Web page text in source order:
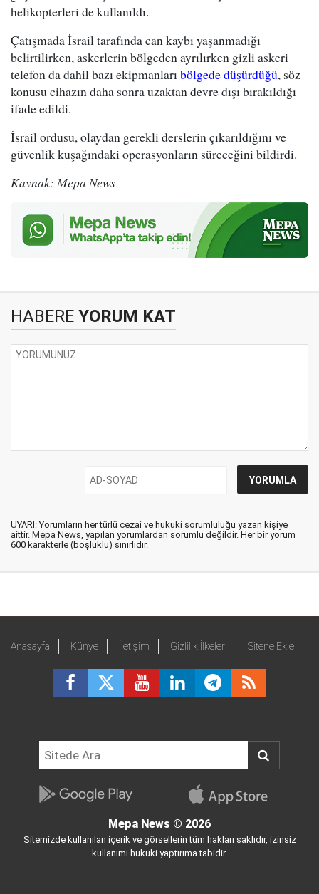
helikopterleri de kullanıldı.
Çatışmada İsrail tarafında can kaybı yaşanmadığı
belirtilirken, askerlerin bölgeden ayrılırken gizli askeri
telefon da dahil bazı ekipmanlarıbölgede düşürdüğü, söz
konusu cihazın daha sonra uzaktan devre dışı bırakıldığı
ifade edildi.
İsrail ordusu, olaydan gerekli derslerin çıkarıldığını ve
güvenlik kuşağındaki operasyonların süreceğini bildirdi.
Kaynak: Mepa News
HABERE YORUM KAT
UYARI: Yorumların her türlü cezai ve hukuki sorumluluğu yazan kişiye
aittir. Mepa News, yapılan yorumlardan sorumlu değildir. Her bir yorum
600 karakterle (boşluklu) sınırlıdır.
Anasayfa Künye İletişim Gizlilik İlkeleri Sitene Ekle
Mepa News © 2026
Sitemizde kullanılan içerik ve görsellerin tüm hakları saklıdır, izinsiz
kullanımı hukuki yaptırıma tabidir.